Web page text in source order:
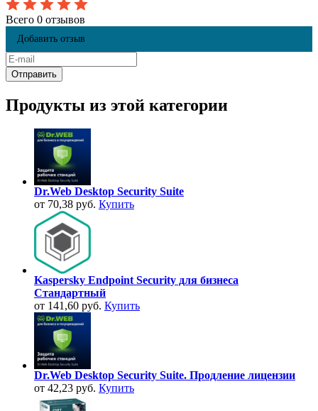
Всего 0 отзывов
Добавить отзыв
Продукты из этой категории
Dr.Web Desktop Security Suite
от 70,38 руб. Купить
Kaspersky Endpoint Security для бизнеса
Стандартный
от 141,60 руб. Купить
Dr.Web Desktop Security Suite. Продление лицензии
от 42,23 руб. Купить